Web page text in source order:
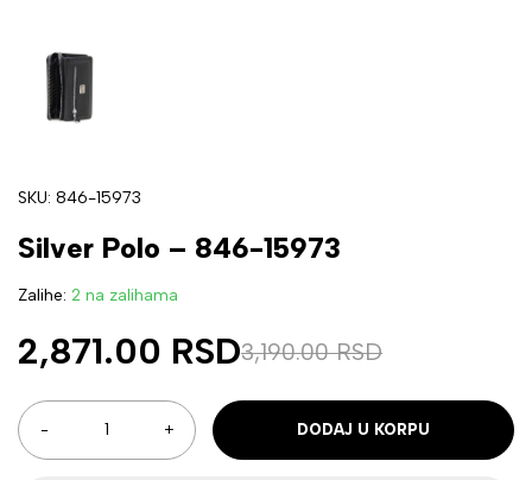
SKU: 846-15973
Silver Polo – 846-15973
Zalihe: 2 na zalihama
3,190.00RSD
2,871.00 RSD
DODAJ U KORPU